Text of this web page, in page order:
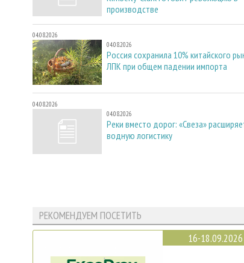
производстве
04.08.2026
04.08.2026
Россия сохранила 10% китайского
ЛПК при общем падении импорта
04.08.2026
04.08.2026
Реки вместо дорог: «Свеза»
водную логистику
РЕКОМЕНДУЕМ ПОСЕТИТЬ
16-18.09.2026